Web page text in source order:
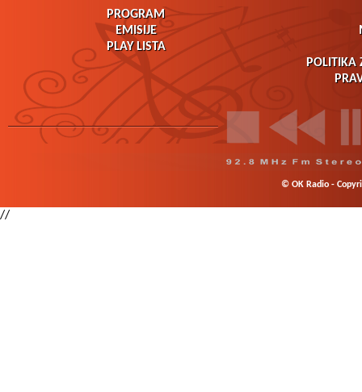
PROGRAM
EMISIJE
PLAY LISTA
POLITIKA
© OK Radio -
//